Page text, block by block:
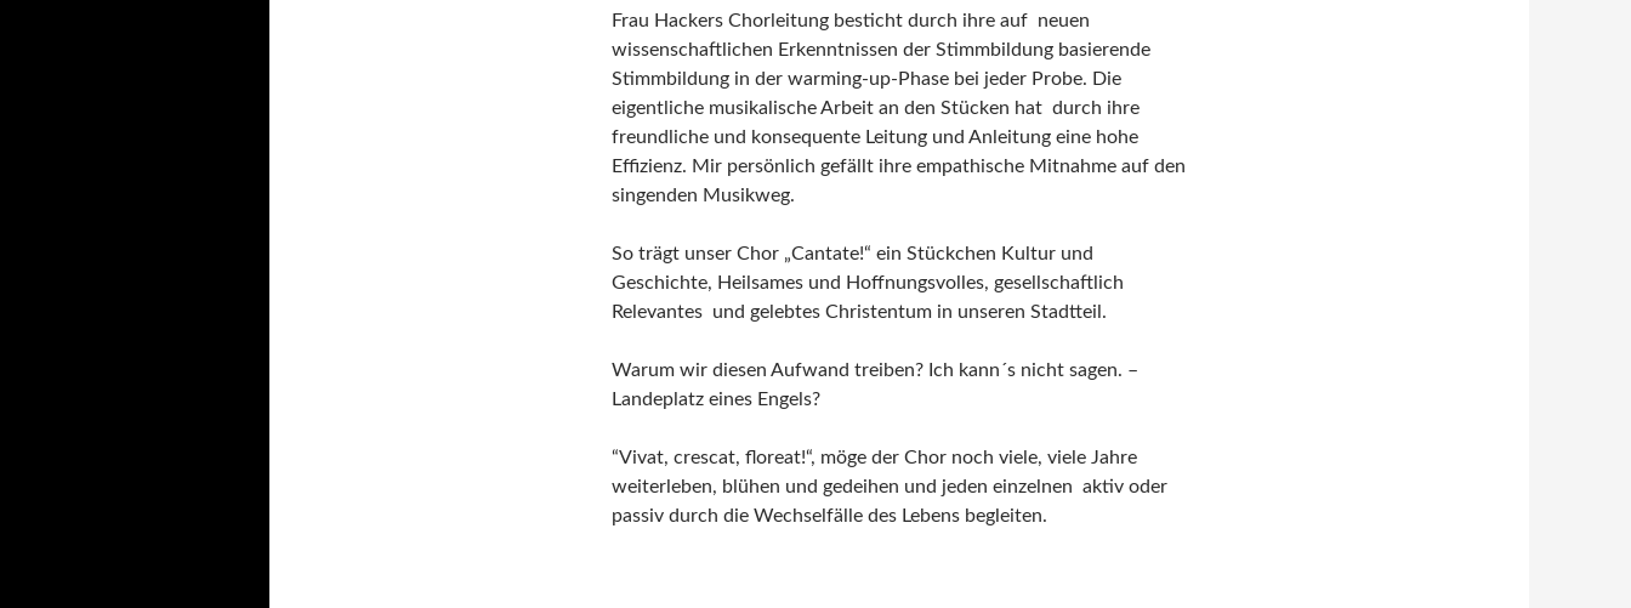
Frau Hackers Chorleitung besticht durch ihre auf neuen
wissenschaftlichen Erkenntnissen der Stimmbildung basierende
Stimmbildung in der warming-up-Phase bei jeder Probe. Die
eigentliche musikalische Arbeit an den Stücken hat durch ihre
freundliche und konsequente Leitung und Anleitung eine hohe
Effizienz. Mir persönlich gefällt ihre empathische Mitnahme auf den
singenden Musikweg.
So trägt unser Chor „Cantate!“ ein Stückchen Kultur und
Geschichte, Heilsames und Hoffnungsvolles, gesellschaftlich
Relevantes und gelebtes Christentum in unseren Stadtteil.
Warum wir diesen Aufwand treiben? Ich kann´s nicht sagen. –
Landeplatz eines Engels?
“Vivat, crescat, floreat!“, möge der Chor noch viele, viele Jahre
weiterleben, blühen und gedeihen und jeden einzelnen aktiv oder
passiv durch die Wechselfälle des Lebens begleiten.